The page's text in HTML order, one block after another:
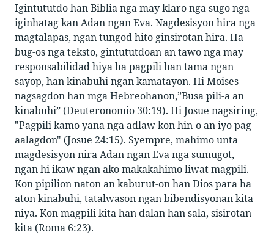
Igintututdo han Biblia nga may klaro nga sugo nga
iginhatag kan Adan ngan Eva. Nagdesisyon hira nga
magtalapas, ngan tungod hito ginsirotan hira. Ha
bug-os nga teksto, gintututdoan an tawo nga may
responsabilidad hiya ha pagpili han tama ngan
sayop, han kinabuhi ngan kamatayon. Hi Moises
nagsagdon han mga Hebreohanon,”Busa pili-a an
kinabuhi” (Deuteronomio 30:19). Hi Josue nagsiring,
"Pagpili kamo yana nga adlaw kon hin-o an iyo pag-
aalagdon" (Josue 24:15). Syempre, mahimo unta
magdesisyon nira Adan ngan Eva nga sumugot,
ngan hi ikaw ngan ako makakahimo liwat magpili.
Kon pipilion naton an kaburut-on han Dios para ha
aton kinabuhi, tatalwason ngan bibendisyonan kita
niya. Kon magpili kita han dalan han sala, sisirotan
kita (Roma 6:23).